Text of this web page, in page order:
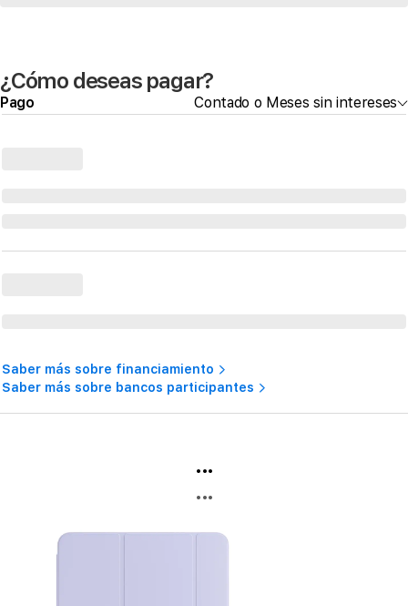
¿Cómo deseas pagar?
Pago Contado o Meses sin intereses
Saber más sobre financiamiento
Saber más sobre bancos participantes
...
...